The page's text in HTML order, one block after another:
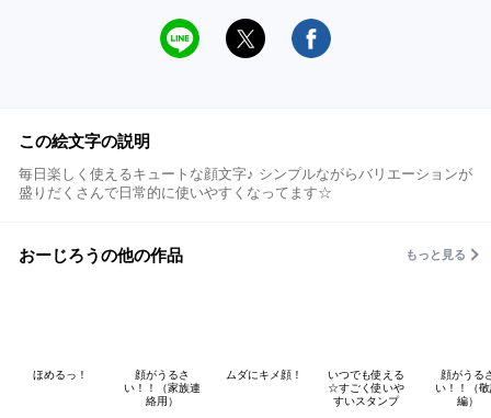
この絵文字の説明
毎日楽しく使えるキュートな顔文字♪ シンプルながらバリエーションが
盛りだくさんで日常的に使いやすくなってます☆
おーじろうの他の作品 もっと見る
ほめるっ！
顔がうるさ
い！！（家族連
絡用）
ムダにキメ顔！
いつでも使える
☆すごく使いや
すいスタンプ
顔がうる
い！！（
編）